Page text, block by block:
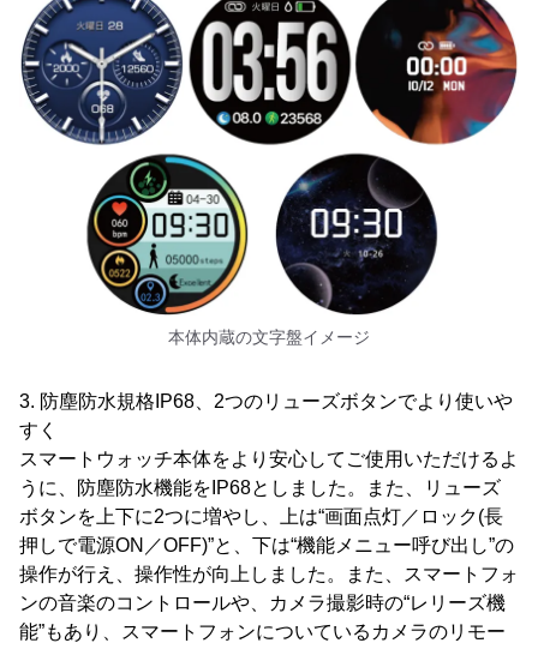
本体内蔵の文字盤イメージ
3. 防塵防水規格IP68、2つのリューズボタンでより使いや
すく
スマートウォッチ本体をより安心してご使用いただけるよ
うに、防塵防水機能をIP68としました。また、リューズ
ボタンを上下に2つに増やし、上は“画面点灯／ロック(長
押しで電源ON／OFF)”と、下は“機能メニュー呼び出し”の
操作が行え、操作性が向上しました。また、スマートフォ
ンの音楽のコントロールや、カメラ撮影時の“レリーズ機
能”もあり、スマートフォンについているカメラのリモー